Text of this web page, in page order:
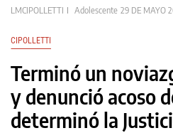
LMCIPOLLETTI Adolescente 29 DE MAYO
CIPOLLETTI
Terminó un
y denunció acoso
determinó la